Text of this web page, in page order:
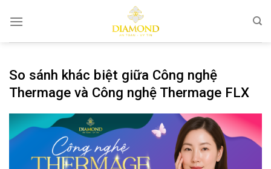
qua
So sánh khác biệt giữa Công nghệ
Thermage và Công nghệ Thermage FLX